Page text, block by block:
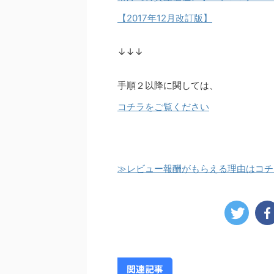
【2017年12月改訂版】
↓↓↓
手順２以降に関しては、
コチラをご覧ください
≫レビュー報酬がもらえる理由はコ
関連記事